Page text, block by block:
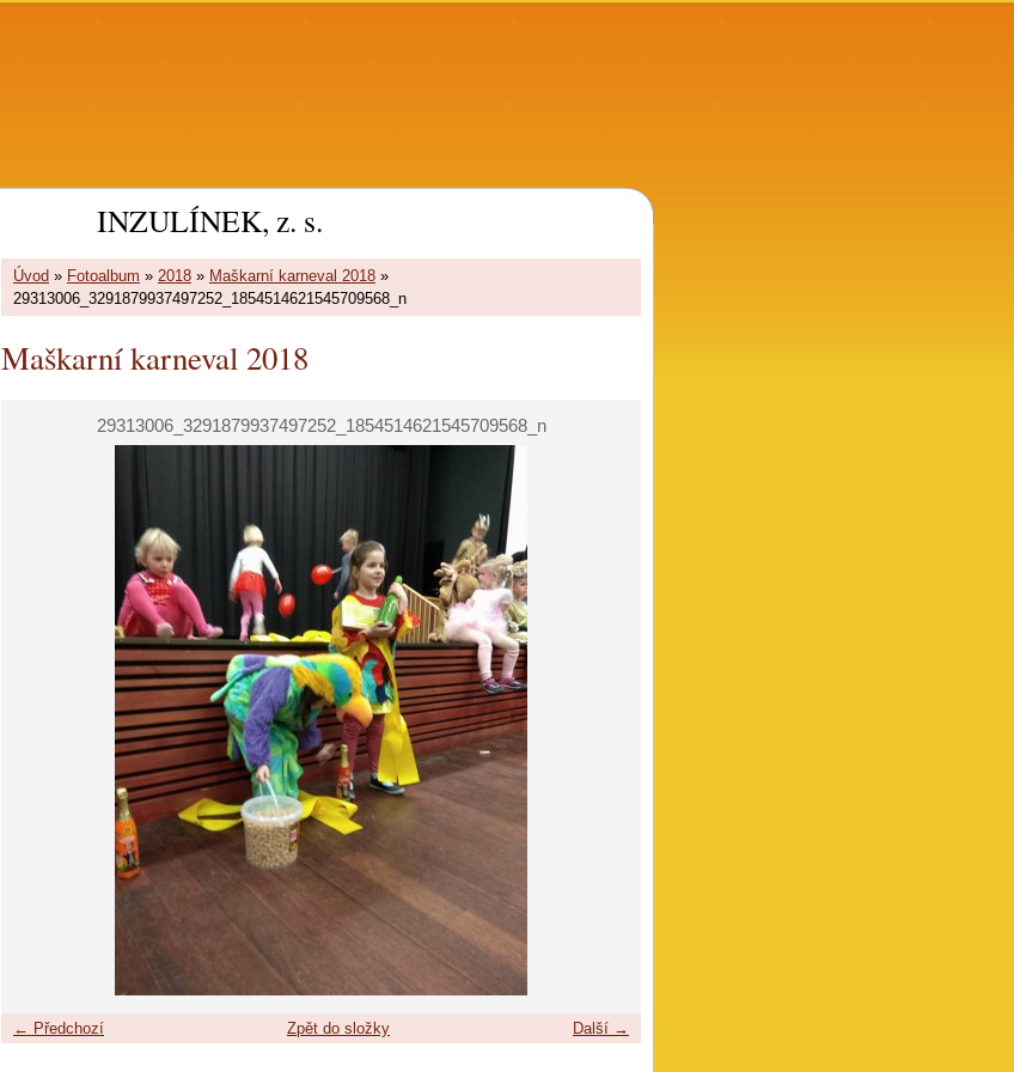
INZULÍNEK, z. s.
Úvod » Fotoalbum » 2018 » Maškarní karneval 2018 »
29313006_3291879937497252_1854514621545709568_n
Maškarní karneval 2018
29313006_3291879937497252_1854514621545709568_n
← Předchozí Další →
Zpět do složky